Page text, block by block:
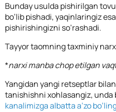
Bunday usulda pishirilgan
bo’lib pishadi, yaqinlaringiz
pishirishingizni so’rashadi.
Tayyor taomning taxminiy
*narxi manba chop etilgan
Yangidan yangi retseptlar
tanishishni xohlasangiz, unda
kanalimizga albatta a’zo